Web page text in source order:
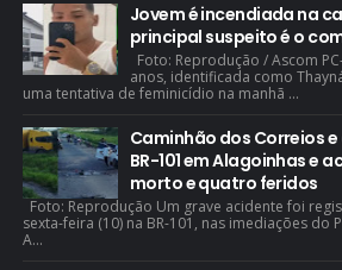
Jovem é incendiada na
principal suspeito é o
Foto: Reprodução / Ascom
anos, identificada como
uma tentativa de feminicídio na manhã ...
Caminhão dos Correios
BR-101 em Alagoinhas e
morto e quatro feridos
Foto: Reprodução Um grave acidente foi
sexta-feira (10) na BR-101, nas imediações do
A...